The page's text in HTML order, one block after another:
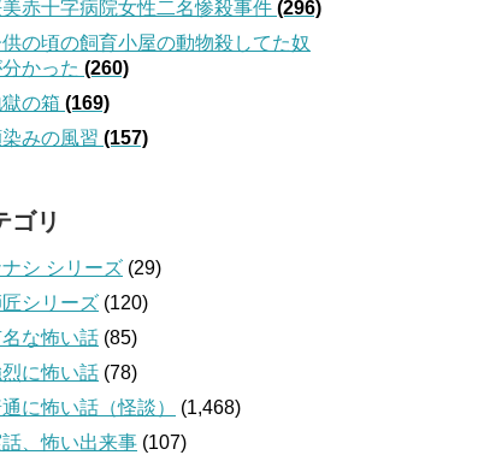
赤十字病院女性二名惨殺事件 (296)
の頃の飼育小屋の動物殺してた奴
かった (260)
の箱 (169)
みの風習 (157)
ゴリ
シ シリーズ (29)
匠シリーズ (120)
な怖い話 (85)
に怖い話 (78)
に怖い話（怪談）
(1,468)
、怖い出来事 (107)